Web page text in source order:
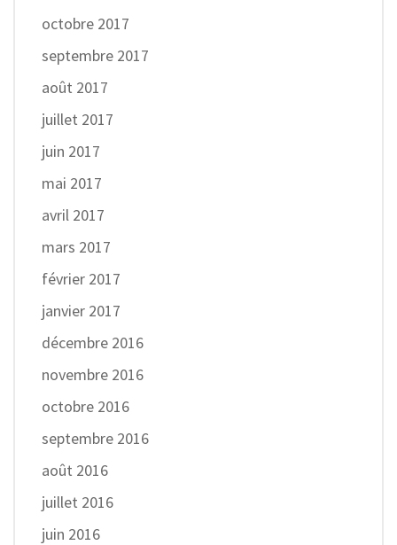
octobre 2017
septembre 2017
août 2017
juillet 2017
juin 2017
mai 2017
avril 2017
mars 2017
février 2017
janvier 2017
décembre 2016
novembre 2016
octobre 2016
septembre 2016
août 2016
juillet 2016
juin 2016